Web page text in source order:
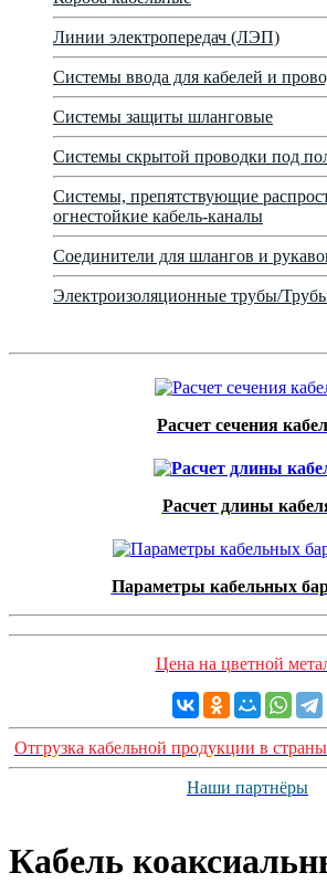
Линии электропередач (ЛЭП)
Системы ввода для кабелей и
Системы защиты шланговые
Системы скрытой проводки под
Системы, препятствующие
огнестойкие кабель-каналы
Соединители для шлангов и
Электроизоляционные трубы/
Расчет сечения
Расчет длины
Параметры кабельных
Цена на цветной
Отгрузка кабельной продукции в
Наши партнёры
Кабель